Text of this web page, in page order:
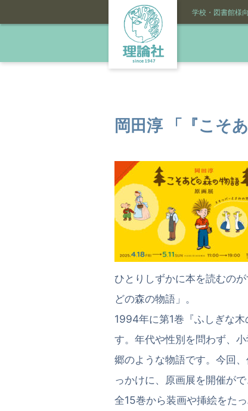
学校・図書館様
岡田淳 「『こそ
ひとりしずかに本を読むの
どの森の物語」。
1994年に第1巻『ふしぎな
す。年代や性別を問わず、
郷のような物語です。今回
っかけに、原画展を開催が
全15巻から装画や挿絵をた